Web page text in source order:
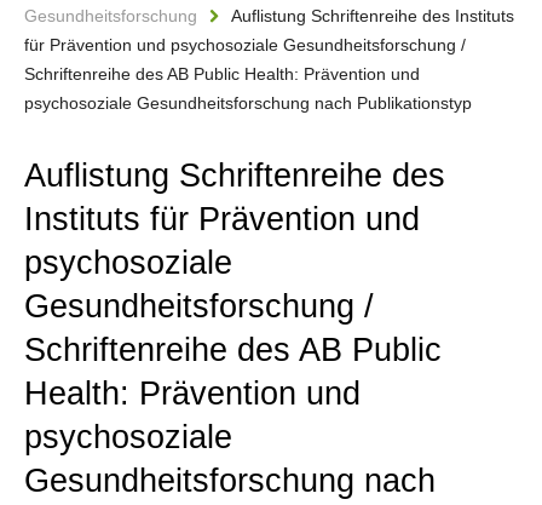
Gesundheitsforschung
Auflistung Schriftenreihe des Instituts
für Prävention und psychosoziale Gesundheitsforschung /
Schriftenreihe des AB Public Health: Prävention und
psychosoziale Gesundheitsforschung nach Publikationstyp
Auflistung Schriftenreihe des
Instituts für Prävention und
psychosoziale
Gesundheitsforschung /
Schriftenreihe des AB Public
Health: Prävention und
psychosoziale
Gesundheitsforschung nach